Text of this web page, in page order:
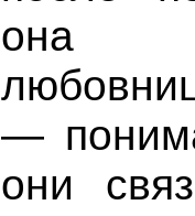
она
—
они